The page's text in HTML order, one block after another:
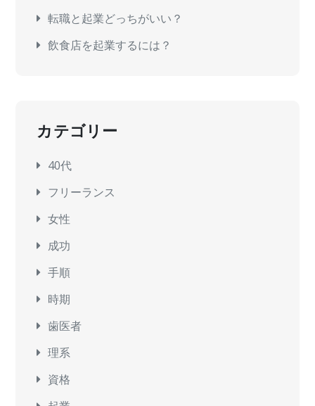
転職と起業どっちがいい？
飲食店を起業するには？
カテゴリー
40代
フリーランス
女性
成功
手順
時期
歯医者
理系
資格